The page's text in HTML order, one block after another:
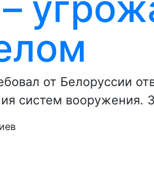
от Белоруссии
систем вооружения.